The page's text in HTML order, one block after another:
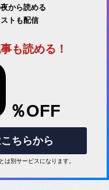
から読める
トも配信
も読める！
％OFF
ちらから
別サービスになります。